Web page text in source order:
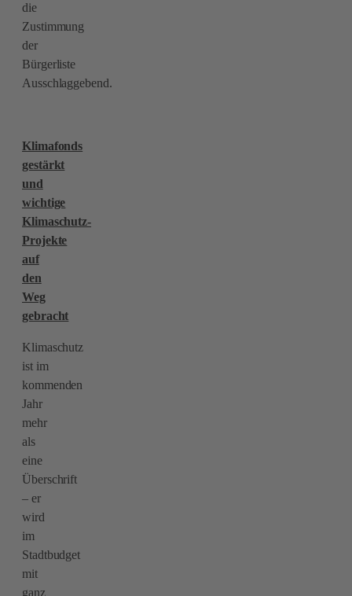
die
Zustimmung
der
Bürgerliste
Ausschlaggebend.
Klimafonds
gestärkt
und
wichtige
Klimaschutz-
Projekte
auf
den
Weg
gebracht
Klimaschutz
ist im
kommenden
Jahr
mehr
als
eine
Überschrift
– er
wird
im
Stadtbudget
mit
ganz